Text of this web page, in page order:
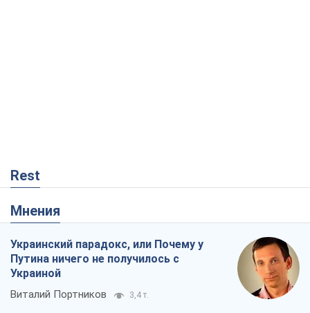
Rest
Мнения
Украинский парадокс, или Почему у
Путина ничего не получилось с
Украиной
Виталий Портников 3,4 т.